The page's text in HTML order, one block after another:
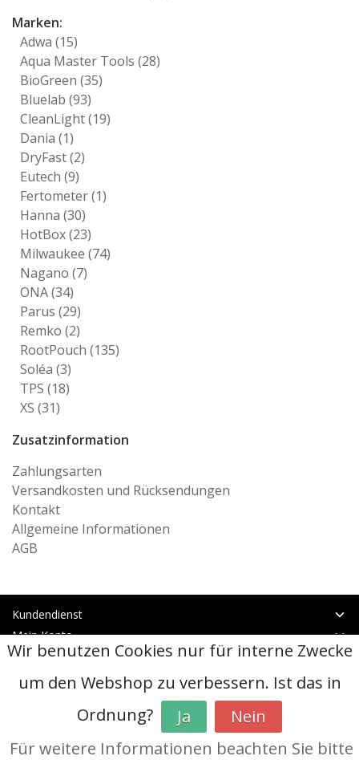
Marken:
Adwa (15)
Aqua Master Tools (28)
BioGreen (35)
Bluelab (93)
CleanLight(19)
Dania (1)
DryFast(2)
Eutech (9)
Fertometer(1)
Hanna (30)
HotBox(23)
Milwaukee (74)
Nagano (7)
ONA(34)
Parus (29)
Remko (2)
RootPouch (135)
Soléa (3)
TPS (18)
XS (31)
Zusatzinformation
Zahlungsarten
Versandkosten und Rücksendungen
Kontakt
Allgemeine Informationen
AGB
Kundendienst
Mein Konto
Kategorien
Kontakt
© Copyright 2026 - btt | Realisatie
InStijl Media
Wir benutzen Cookies nur für interne Zwecke
um den Webshop zu verbessern. Ist das in
Ordnung?
Ja
Nein
Für weitere Informationen beachten Sie bitte